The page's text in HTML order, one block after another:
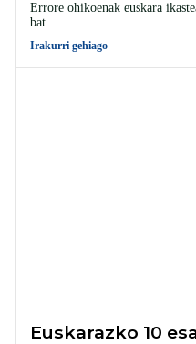
Errore ohikoenak euskara
bat...
Irakurri gehiago
Euskarazko 10